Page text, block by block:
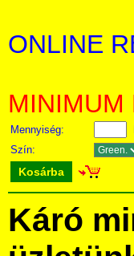
ONLINE
MINIMUM
Mennyiség:
Szín:
Kosárba
Káró